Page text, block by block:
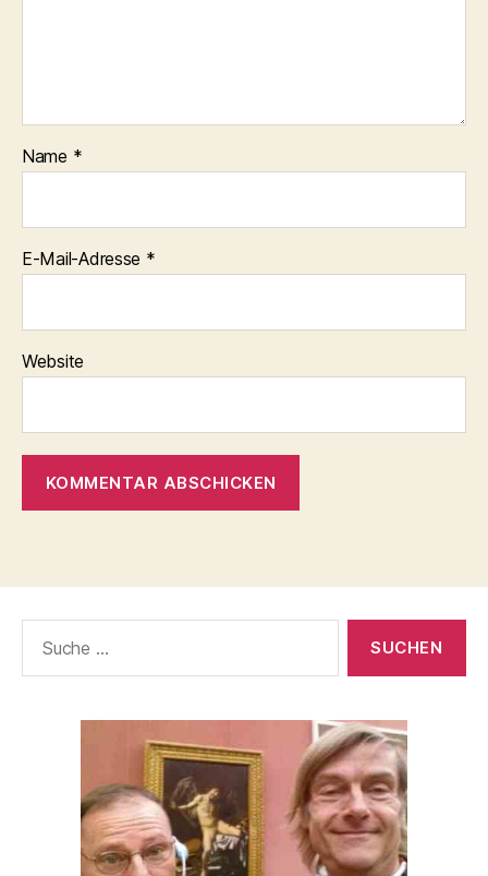
Name *
E-Mail-Adresse *
Website
nach: